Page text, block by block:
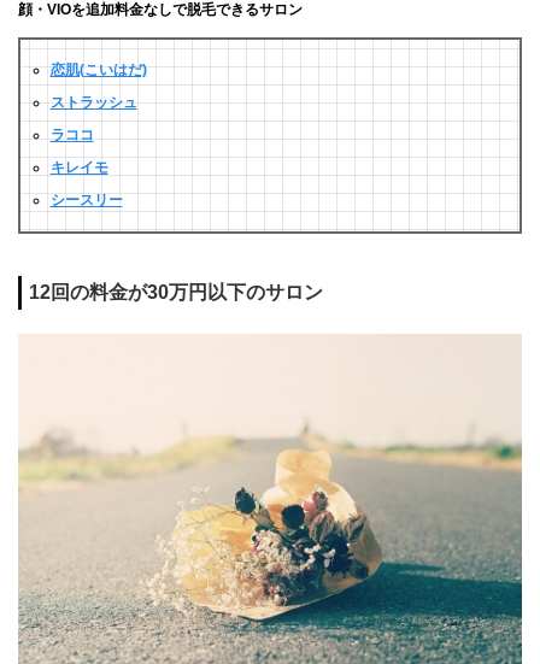
顔・VIOを追加料金なしで脱毛できるサロン
恋肌(こいはだ)
ストラッシュ
ラココ
キレイモ
シースリー
12回の料金が30万円以下のサロン